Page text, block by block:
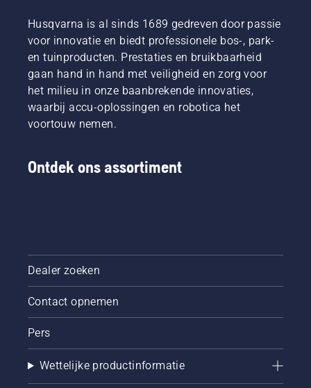
Husqvarna is al sinds 1689 gedreven door passie
voor innovatie en biedt professionele bos-, park-
en tuinproducten. Prestaties en bruikbaarheid
gaan hand in hand met veiligheid en zorg voor
het milieu in onze baanbrekende innovaties,
waarbij accu-oplossingen en robotica het
voortouw nemen.
Ontdek ons assortiment
Dealer zoeken
Contact opnemen
Pers
Wettelijke productinformatie